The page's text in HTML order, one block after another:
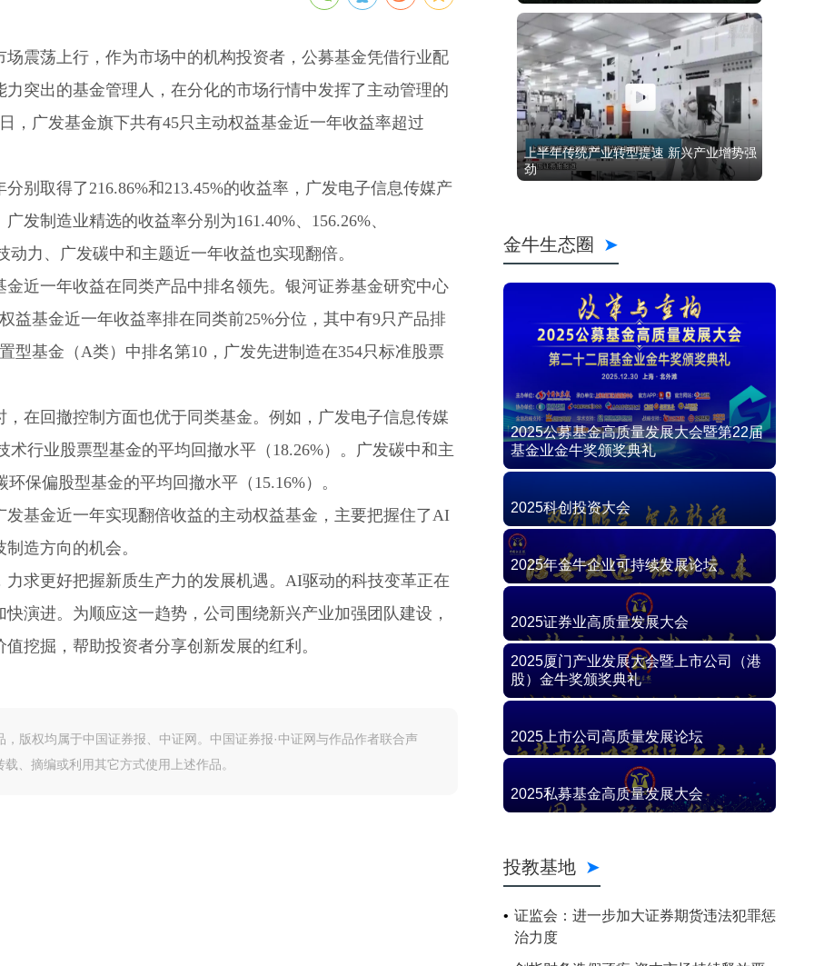
震荡上行，作为市场中的机构投资者，公募基金凭借行业配
突出的基金管理人，在分化的市场行情中发挥了主动管理的
，广发基金旗下共有45只主动权益基金近一年收益率超过
别取得了216.86%和213.45%的收益率，广发电子信息传媒产
发制造业精选的收益率分别为161.40%、156.26%、
动力、广发碳中和主题近一年收益也实现翻倍。
近一年收益在同类产品中排名领先。银河证券基金研究中心
益基金近一年收益率排在同类前25%分位，其中有9只产品排
型基金（A类）中排名第10，广发先进制造在354只标准股票
在回撤控制方面也优于同类基金。例如，广发电子信息传媒
行业股票型基金的平均回撤水平（18.26%）。广发碳中和主
保偏股型基金的平均回撤水平（15.16%）。
基金近一年实现翻倍收益的主动权益基金，主要把握住了AI
造方向的机会。
求更好把握新质生产力的发展机遇。AI驱动的科技变革正在
演进。为顺应这一趋势，公司围绕新兴产业加强团队建设，
挖掘，帮助投资者分享创新发展的红利。
版权均属于中国证券报、中证网。中国证券报·中证网与作品作者联合声
、摘编或利用其它方式使用上述作品。